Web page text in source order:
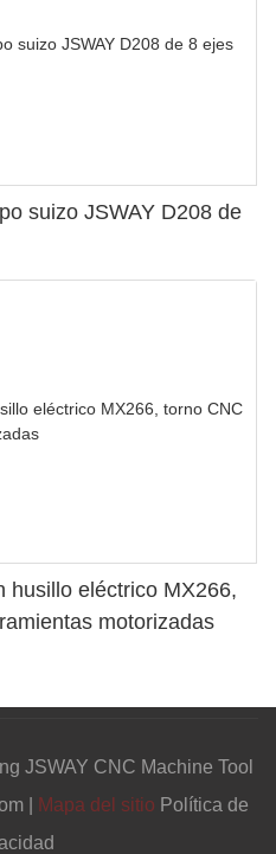
suizo JSWAY D208 de
husillo eléctrico MX266,
motorizadas
JSWAY CNC Machine Tool
|
Mapa del sitio Política de